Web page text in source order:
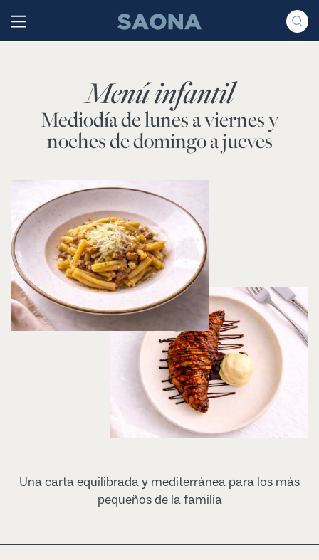
Grupo Saona
Menú infantil
Mediodía de lunes a viernes y
noches de domingo a jueves
Una carta equilibrada y mediterránea para los más
pequeños de la familia